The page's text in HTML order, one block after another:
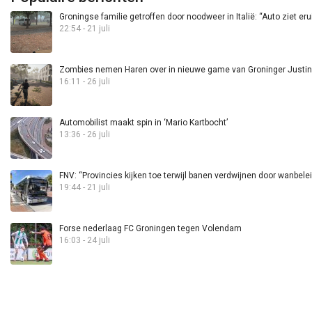
Groningse familie getroffen door noodweer in Italië: “Auto ziet
22:54 - 21 juli
Zombies nemen Haren over in nieuwe game van Groninger
16:11 - 26 juli
Automobilist maakt spin in ‘Mario Kartbocht’
13:36 - 26 juli
FNV: “Provincies kijken toe terwijl banen verdwijnen door
19:44 - 21 juli
Forse nederlaag FC Groningen tegen Volendam
16:03 - 24 juli